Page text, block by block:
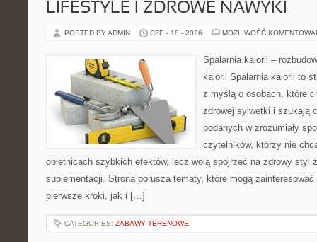
LIFESTYLE I ZDROWE NAWYKI
POSTED BY ADMIN CZE - 18 - 2026 MOŻLIWOŚĆ
Spalarnia kalorii –
kalorii Spalarnia kalorii to
z myślą o osobach, które
zdrowej sylwetki i szukają
podanych w zrozumiały
czytelników, którzy nie
obietnicach szybkich efektów, lecz wolą spojrzeć na zdrowy styl
suplementacji. Strona porusza tematy, które mogą
pierwsze kroki, jak i […]
CATEGORIES: ZABAWY TERENOWE